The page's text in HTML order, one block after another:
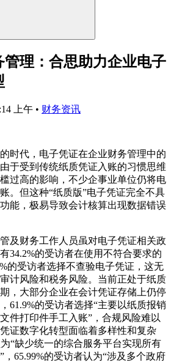
理：合思助力企业电子
上午 • 财务资讯
时代，电子凭证在企业财务管理中的
于受到传统纸质凭证入账的习惯思维
过高的影响，不少企事业单位仍将电
。但这种“纸质版”电子凭证完全不具
能，极易导致会计核算出现数据错误
及财务工作人员虽对电子凭证相关政
34.2%的受访者在使用不符合要求的
的受访者选择不查验电子凭证，这无
计风险和税务风险。当前正处于纸质
，大部分企业在会计凭证存储上仍停
61.9%的受访者选择“主要以纸质报销
件打印件手工入账”，合规风险难以
证数字化转型面临着多样性和复杂
“缺少统一的综合服务平台实现所有
65.99%的受访者认为“涉及多个政府